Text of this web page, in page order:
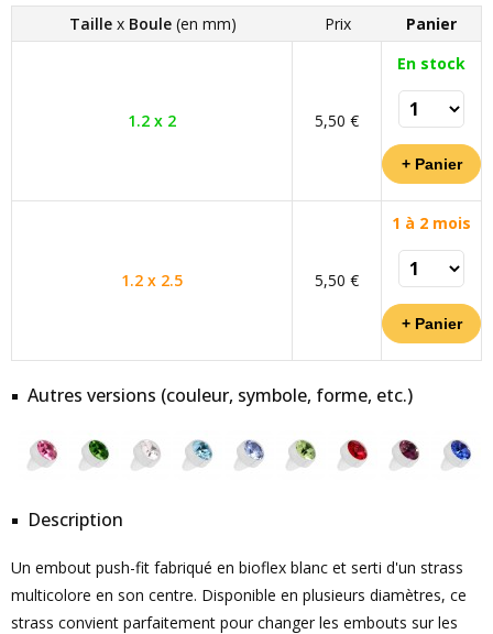
Taille x Boule (en mm) Prix Panier
1.2 x 2 5,50 €
En stock
1.2 x 2.5 5,50 €
1 à 2 mois
Autres versions (couleur, symbole, forme, etc.)
Description
Un embout push-fit fabriqué en bioflex blanc et serti d'un strass
multicolore en son centre. Disponible en plusieurs diamètres, ce
strass convient parfaitement pour changer les embouts sur les